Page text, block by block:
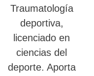
Traumatología
deportiva,
licenciado en
ciencias del
deporte. Aporta